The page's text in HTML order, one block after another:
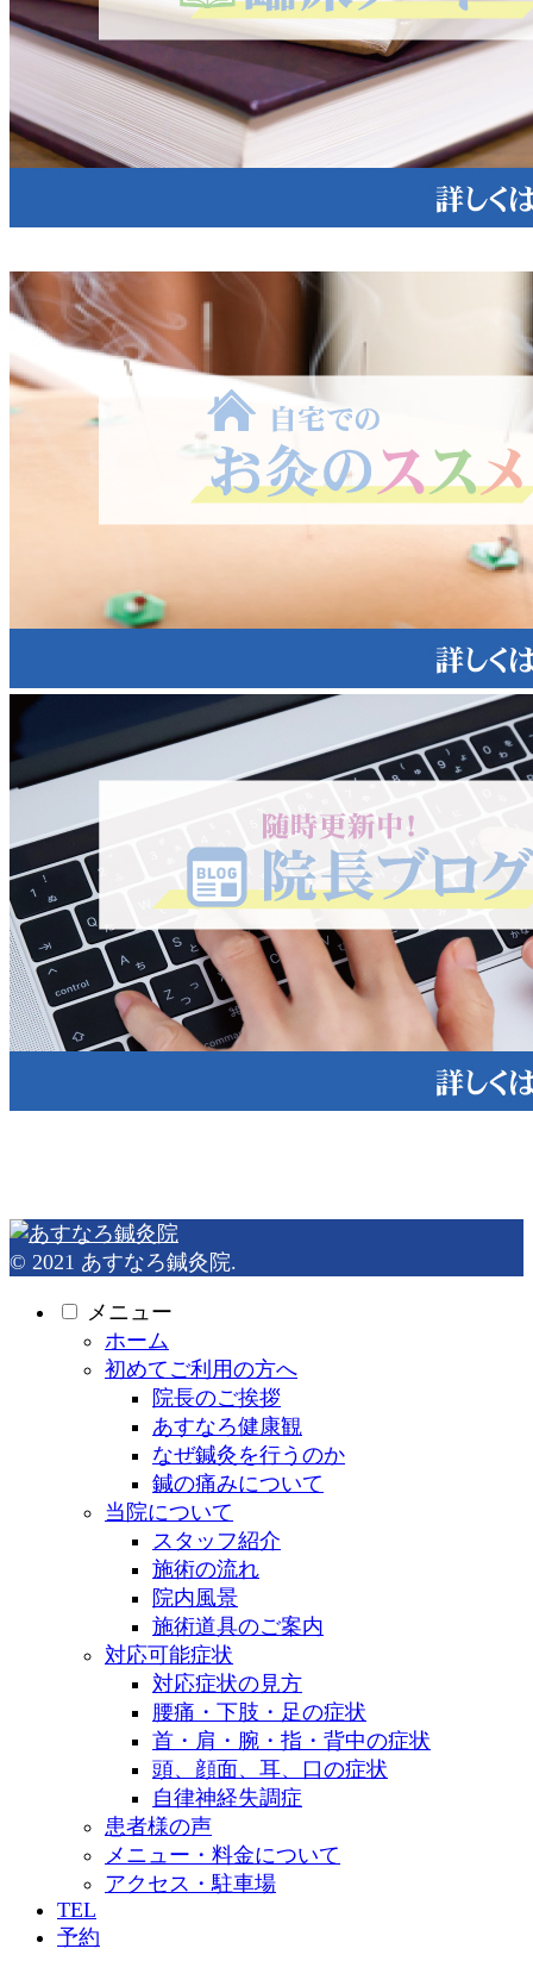
© 2021 あすなろ鍼灸院.
メニュー
ホーム
初めてご利用の方へ
院長のご挨拶
あすなろ健康観
なぜ鍼灸を行うのか
鍼の痛みについて
当院について
スタッフ紹介
施術の流れ
院内風景
施術道具のご案内
対応可能症状
対応症状の見方
腰痛・下肢・足の症状
首・肩・腕・指・背中の症状
頭、顔面、耳、口の症状
自律神経失調症
患者様の声
メニュー・料金について
アクセス・駐車場
TEL
予約